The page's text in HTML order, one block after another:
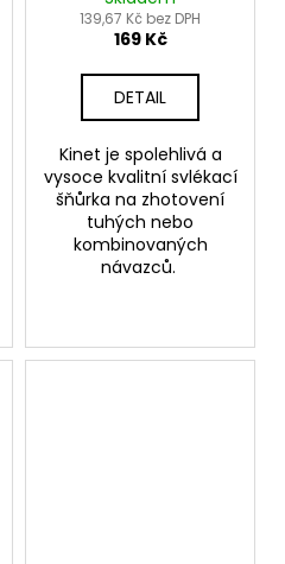
139,67 Kč bez DPH
169 Kč
DETAIL
Kinet je spolehlivá a
vysoce kvalitní svlékací
šňůrka na zhotovení
tuhých nebo
kombinovaných
návazců.